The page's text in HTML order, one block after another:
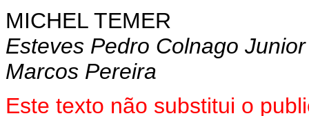
MICHEL TEMER
Esteves Pedro Colnago Junior
Marcos Pereira
Este texto não substitui o